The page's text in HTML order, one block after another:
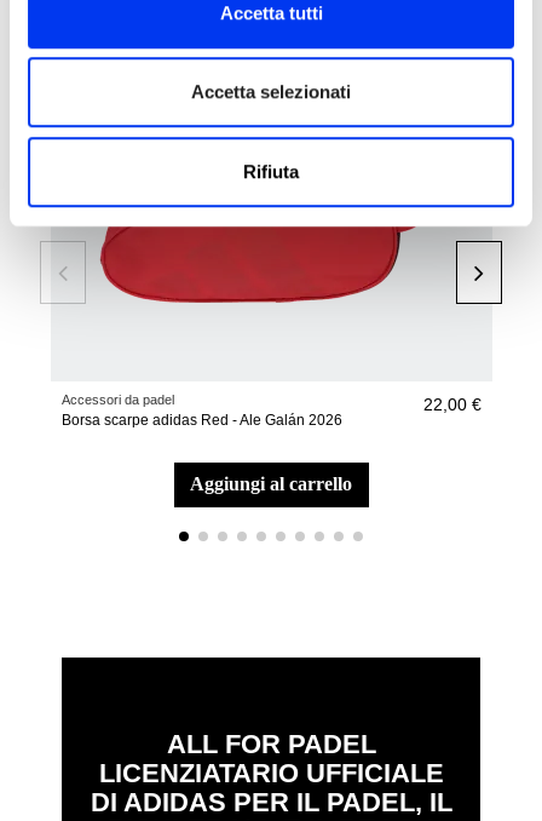
Accetta tutti
Accetta selezionati
Rifiuta
Accessori da padel
Borsa scarpe adidas Red - Ale Galán 2026
22,00 €
aggiungi al carrello
ALL FOR PADEL
LICENZIATARIO UFFICIALE
DI ADIDAS PER IL PADEL, IL